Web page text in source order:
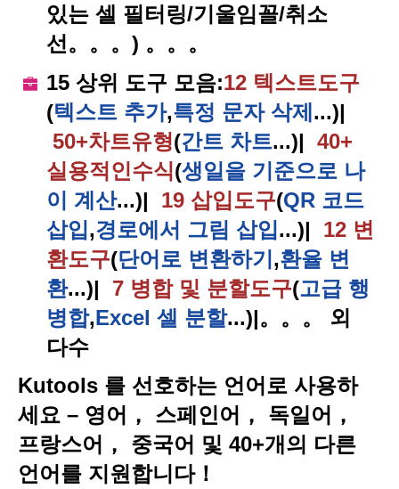
있는 셀 필터링/기울임꼴/취소
선。。。) 。。。
15 상위 도구 모음:12 텍스트도구
(텍스트 추가,특정 문자 삭제...)|
50+차트유형(간트 차트...)| 40+
실용적인수식(생일을 기준으로 나
이 계산...)| 19 삽입도구(QR 코드
삽입,경로에서 그림 삽입...)| 12 변
환도구(단어로 변환하기 ,환율 변
환...)| 7 병합 및 분할도구(고급 행
병합,Excel 셀 분할...)|。。。 외
다수
Kutools 를 선호하는 언어로 사용하
세요 – 영어， 스페인어， 독일어，
프랑스어， 중국어 및 40+개의 다른
언어를 지원합니다！